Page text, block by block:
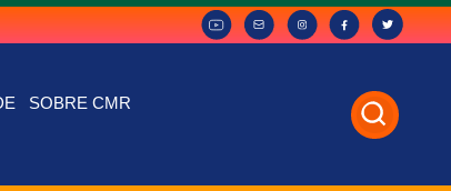
SOBRE CMR